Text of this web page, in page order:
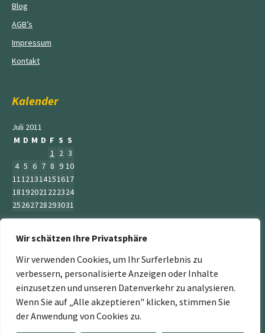
Wir schätzen Ihre Privatsphäre
Wir verwenden Cookies, um Ihr Surferlebnis zu
verbessern, personalisierte Anzeigen oder Inhalte
einzusetzen und unseren Datenverkehr zu analysieren.
Wenn Sie auf „Alle akzeptieren" klicken, stimmen Sie
der Anwendung von Cookies zu.
Blog
AGB’s
Impressum
Kontakt
Kalender
Juli 2011
M D M D F S S
1 2 3
4 5 6 7 8 9 10
11121314151617
18192021222324
25262728293031
Aug. »
„Der Service Gärtner“ ist ein Teil der Jumbogras &
Energiepflanzen GmbH. Weitere Mitglieder sind: